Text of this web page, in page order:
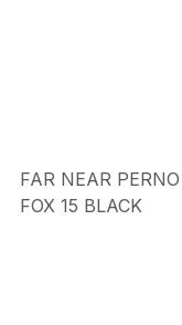
FAR NEAR
FOX 15 BLACK